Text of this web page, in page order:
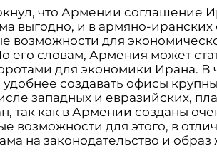
что Армении соглашение
выгодно, и в армяно-
возможности для
его словам, Армения может
для экономики Ирана. В
создавать офисы
западных и евразийских,
так как в Армении созданы
возможности для этого, в
на законодательство и образ